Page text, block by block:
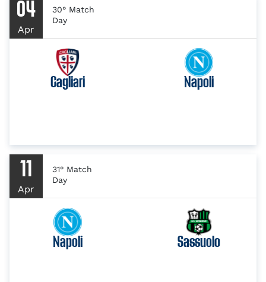
04
Apr
30° Match
Day
Cagliari Napoli
Apr
31° Match
Day
Napoli Sassuolo